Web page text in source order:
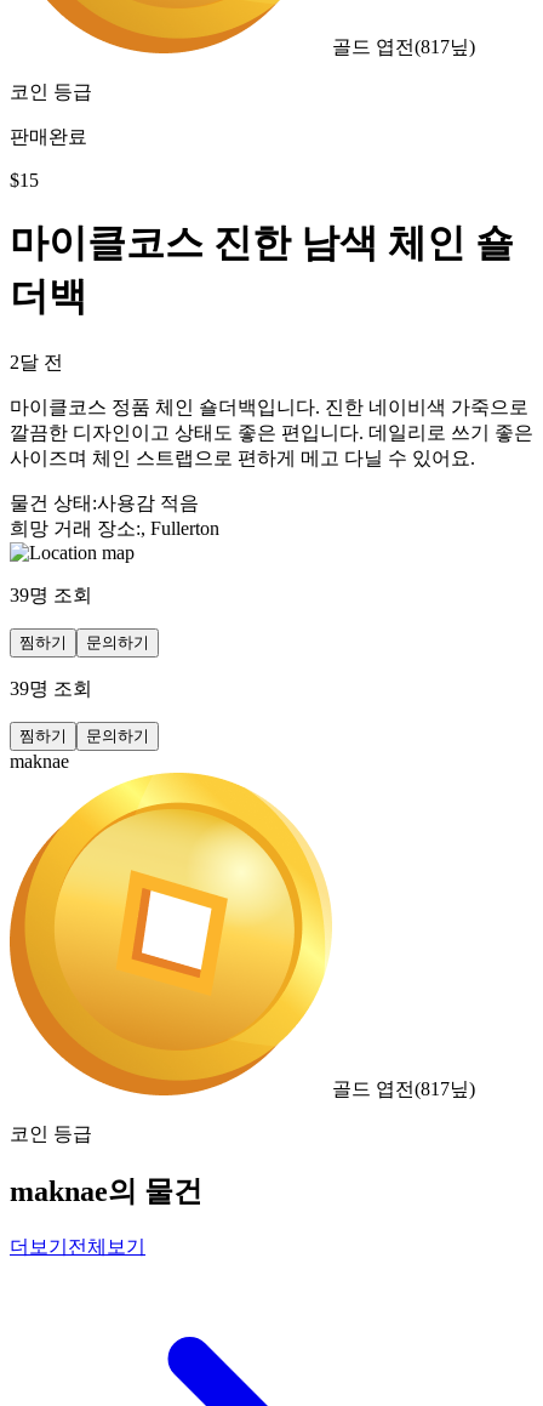
골드 엽전(817닢)
코인 등급
판매완료
$15
마이클코스 진한 남색 체인 숄
더백
2달 전
마이클코스 정품 체인 숄더백입니다. 진한 네이비색 가죽으로
깔끔한 디자인이고 상태도 좋은 편입니다. 데일리로 쓰기 좋은
사이즈며 체인 스트랩으로 편하게 메고 다닐 수 있어요.
물건 상태 :사용감 적음
희망 거래 장소:, Fullerton
39명 조회
찜하기 문의하기
39명 조회
찜하기 문의하기
maknae
골드 엽전(817닢)
코인 등급
maknae의 물건
더보기 전체보기